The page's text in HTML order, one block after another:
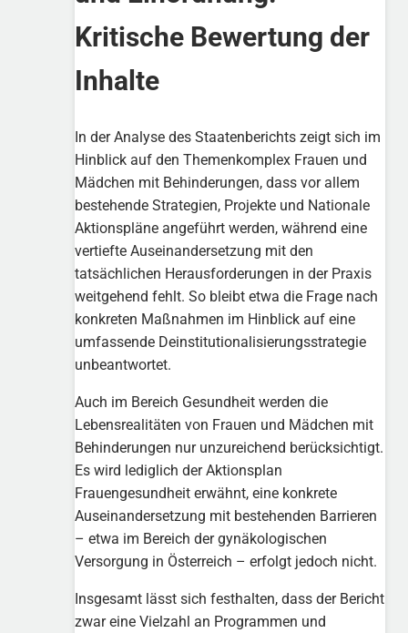
Kritische Bewertung der
Inhalte
In der Analyse des Staatenberichts zeigt sich im
Hinblick auf den Themenkomplex Frauen und
Mädchen mit Behinderungen, dass vor allem
bestehende Strategien, Projekte und Nationale
Aktionspläne angeführt werden, während eine
vertiefte Auseinandersetzung mit den
tatsächlichen Herausforderungen in der Praxis
weitgehend fehlt. So bleibt etwa die Frage nach
konkreten Maßnahmen im Hinblick auf eine
umfassende Deinstitutionalisierungsstrategie
unbeantwortet.
Auch im Bereich Gesundheit werden die
Lebensrealitäten von Frauen und Mädchen mit
Behinderungen nur unzureichend berücksichtigt.
Es wird lediglich der Aktionsplan
Frauengesundheit erwähnt, eine konkrete
Auseinandersetzung mit bestehenden Barrieren
– etwa im Bereich der gynäkologischen
Versorgung in Österreich – erfolgt jedoch nicht.
Insgesamt lässt sich festhalten, dass der Bericht
zwar eine Vielzahl an Programmen und